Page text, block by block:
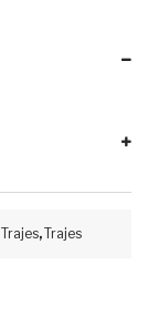
Trajes,Trajes